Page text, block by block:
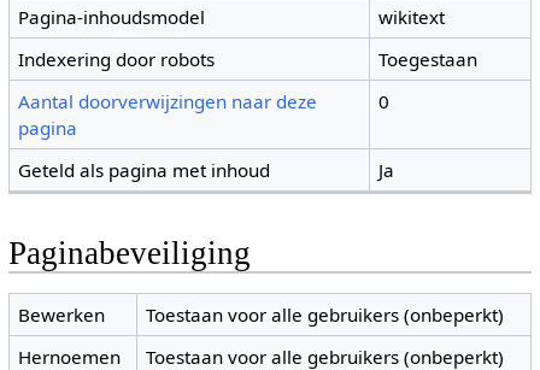
Pagina-inhoudsmodel
wikitext
Indexering door robots
Toegestaan
Aantal doorverwijzingen naar deze
pagina
0
Geteld als pagina met inhoud Ja
Paginabeveiliging
Bewerken
Toestaan voor alle gebruikers (onbeperkt)
Hernoemen
Toestaan voor alle gebruikers (onbeperkt)